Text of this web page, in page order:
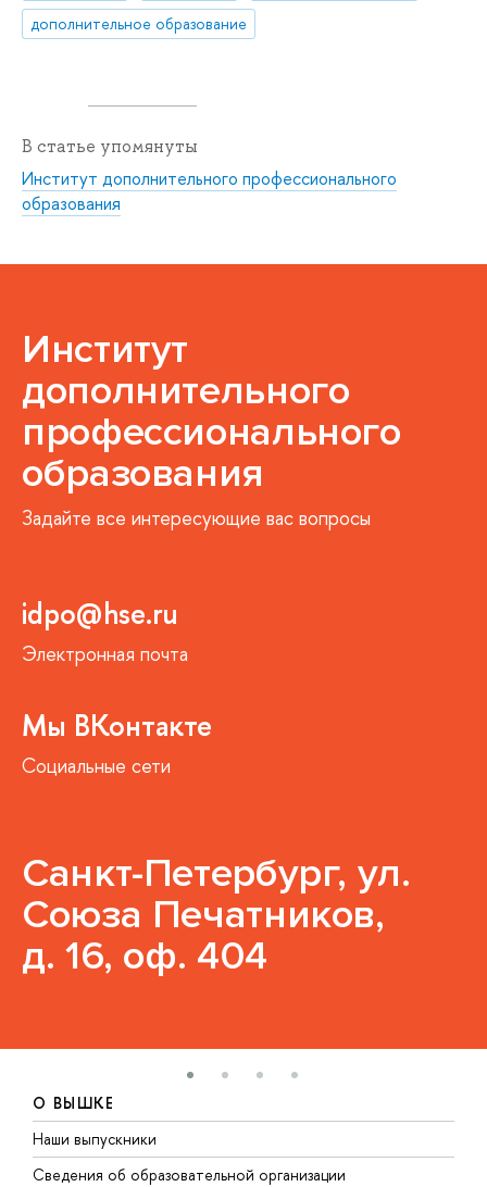
дополнительное образование
В статье упомянуты
Институт дополнительного профессионального
образования
Институт
дополнительного
профессионального
образования
Задайте все интересующие вас вопросы
idpo@hse.ru
Электронная почта
Мы ВКонтакте
Социальные сети
Санкт-Петербург, ул.
Союза Печатников,
д. 16, оф. 404
О ВЫШКЕ
Наши выпускники
Сведения об образовательной организации